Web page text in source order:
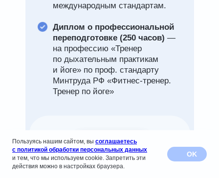
международным стандартам.
Диплом о профессиональной
переподготовке (250 часов) —
на профессию «Тренер
по дыхательным практикам
и йоге» по проф. стандарту
Минтруда РФ «Фитнес-тренер.
Тренер по йоге»
Пользуясь нашим сайтом, вы соглашаетесь
с политикой обработки персональных данных
и тем, что мы используем cookie. Запретить эти
действия можно в настройках браузера.
OK